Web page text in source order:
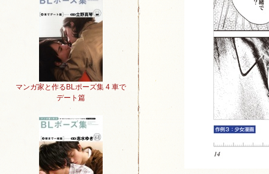
マンガ家と作るBLポーズ集 4 車で
デート篇